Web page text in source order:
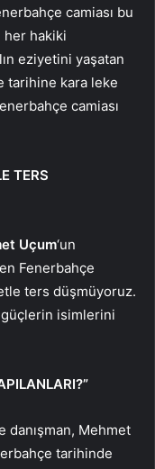
camiası bu
her hakiki
eziyetini yaşatan
tarihine kara leke
camiası
TERS
Uçum‘un
Fenerbahçe
ters düşmüyoruz.
isimlerini
danışman, Mehmet
tarihinde